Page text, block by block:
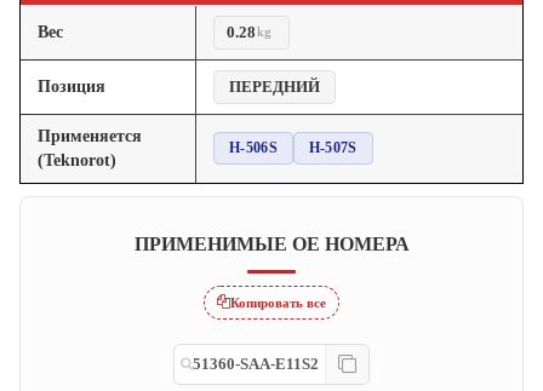
Вес 0.28kg
Позиция ПЕРЕДНИЙ
Применяется
(Teknorot)
H-506S H-507S
ПРИМЕНИМЫЕ OE НОМЕРА
Копировать все
51360-SAA-E11S2